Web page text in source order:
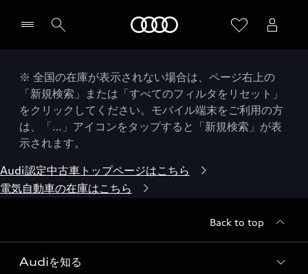
※ 全国の在庫が表示されない場合は、ページ右上の
「新規検索」または「すべてのフィルタをリセット」
をクリックしてください。モバイル端末をご利用の方
は、「…」アイコンをタップすると「新規検索」が表
示されます。
Audi認定中古車トップページはこちら
電気自動車の在庫はこちら
Back to top
Audiを知る